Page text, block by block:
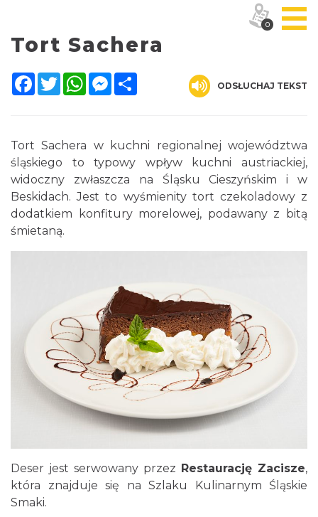
Tort Sachera
Facebook
TwitterWhatsAppMessenger
ODSŁUCHAJ TEKST
Tort Sachera w kuchni regionalnej województwa
śląskiego to typowy wpływ kuchni austriackiej,
widoczny zwłaszcza na Śląsku Cieszyńskim i w
Beskidach. Jest to wyśmienity tort czekoladowy z
dodatkiem konfitury morelowej, podawany z bitą
śmietaną.
Deser jest serwowany przez Restaurację Zacisze,
która znajduje się na Szlaku Kulinarnym Śląskie
Smaki.
0